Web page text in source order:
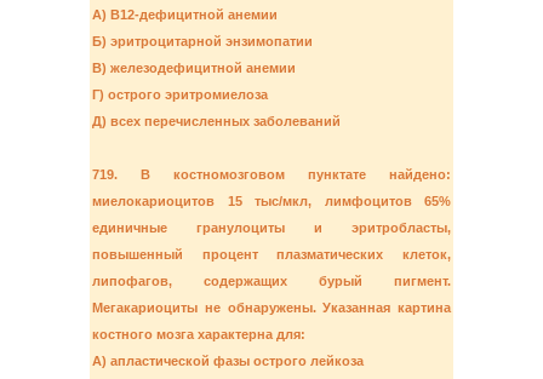
А) В12-дефицитной анемии
Б) эритроцитарной энзимопатии
В) железодефицитной анемии
Г) острого эритромиелоза
Д) всех перечисленных заболеваний
719. В костномозговом пунктате найдено:
миелокариоцитов 15 тыс/мкл, лимфоцитов 65%
единичные гранулоциты и эритробласты,
повышенный процент плазматических клеток,
липофагов, содержащих бурый пигмент.
Мегакариоциты не обнаружены. Указанная картина
костного мозга характерна для:
А) апластической фазы острого лейкоза